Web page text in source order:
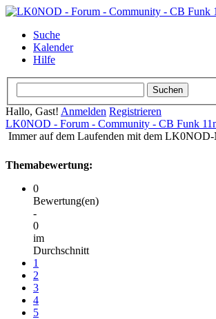
Suche
Kalender
Hilfe
Hallo, Gast! Anmelden Registrieren
LK0NOD - Forum - Community - CB Funk
Immer auf dem Laufenden mit dem LK0NOD-
Themabewertung:
0
Bewertung(en)
-
0
im
Durchschnitt
1
2
3
4
5